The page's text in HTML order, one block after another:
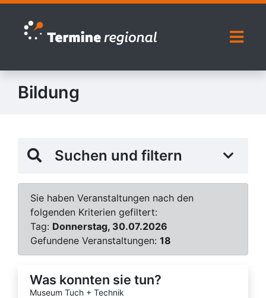
Zur Navigation springen
Zum Inhalt springen
Bildung
Suchen und filtern
Sie haben Veranstaltungen nach den
folgenden Kriterien gefiltert:
Tag: Donnerstag, 30.07.2026
Gefundene Veranstaltungen: 18
Was konnten sie tun?
Museum Tuch + Technik